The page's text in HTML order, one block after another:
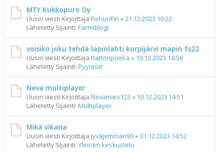
MTY Kukkopuro Oy
Uusin viesti Kirjoittaja RehuriFin « 21.12.2023 16:22
Lähetetty Sijainti: Farmiblogi
voisiko joku tehdä lapinlahti korpijärvi mapin fs22
Uusin viesti Kirjoittaja Rattoripoeka « 19.12.2023 16:56
Lähetetty Sijainti: Pyynnöt
Neva multiplayer
Uusin viesti Kirjoittaja Nevamies123 « 10.12.2023 14:51
Lähetetty Sijainti: Multiplayer
Mikä vikana
Uusin viesti Kirjoittaja Jyväjemmari90 « 01.12.2023 14:52
Lähetetty Sijainti: Yleinen keskustelu